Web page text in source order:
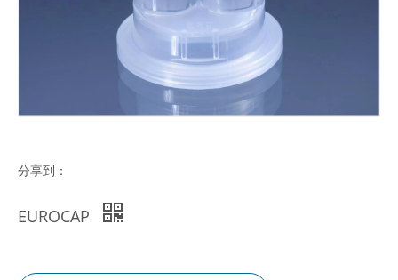
分享到：
EUROCAP